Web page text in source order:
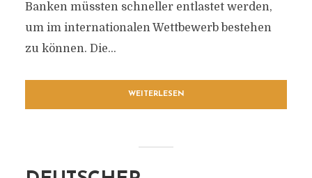
Banken müssten schneller entlastet werden,
um im internationalen Wettbewerb bestehen
zu können. Die...
WEITERLESEN